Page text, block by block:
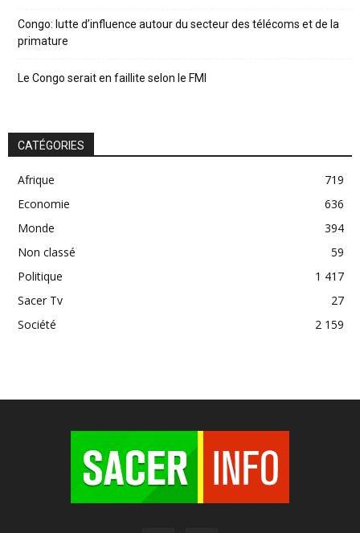
Congo: lutte d’influence autour du secteur des télécoms et de la
primature
Le Congo serait en faillite selon le FMI
CATÉGORIES
Afrique
719
Economie
636
Monde
394
Non classé
59
Politique
1 417
Sacer Tv
27
Société
2 159